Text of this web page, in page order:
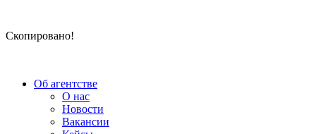
Скопировано!
Об агентстве
О нас
Новости
Вакансии